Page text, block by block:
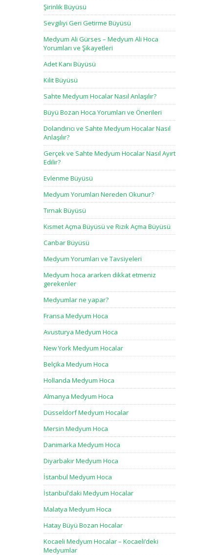
Şirinlik Büyüsü
Sevgiliyi Geri Getirme Büyüsü
Medyum Ali Gürses – Medyum Ali Hoca
Yorumları ve Şikayetleri
Adet Kanı Büyüsü
Kilit Büyüsü
Sahte Medyum Hocalar Nasıl Anlaşılır?
Büyü Bozan Hoca Yorumları ve Önerileri
Dolandırıcı ve Sahte Medyum Hocalar Nasıl
Anlaşılır?
Gerçek ve Sahte Medyum Hocalar Nasıl Ayırt
Edilir?
Evlenme Büyüsü
Medyum Yorumları Nereden Okunur?
Tırnak Büyüsü
Kısmet Açma Büyüsü ve Rızık Açma Büyüsü
Canbar Büyüsü
Medyum Yorumları ve Tavsiyeleri
Medyum hoca ararken dikkat etmeniz
gerekenler
Medyumlar ne yapar?
Fransa Medyum Hoca
Avusturya Medyum Hoca
New York Medyum Hocalar
Belçika Medyum Hoca
Hollanda Medyum Hoca
Almanya Medyum Hoca
Düsseldorf Medyum Hocalar
Mersin Medyum Hoca
Danimarka Medyum Hoca
Diyarbakır Medyum Hoca
İstanbul Medyum Hoca
İstanbul’daki Medyum Hocalar
Malatya Medyum Hoca
Hatay Büyü Bozan Hocalar
Kocaeli Medyum Hocalar – Kocaeli’deki
Medyumlar